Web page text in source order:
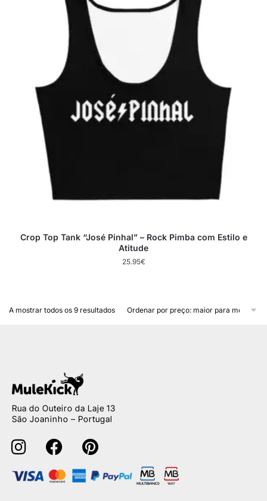
Crop Top Tank “José Pinhal” – Rock Pimba com Estilo e
Atitude
25.95€
A mostrar todos os 9 resultados
Rua do Outeiro da Laje 13
São Joaninho – Portugal